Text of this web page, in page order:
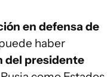
en defensa de
haber
del presidente